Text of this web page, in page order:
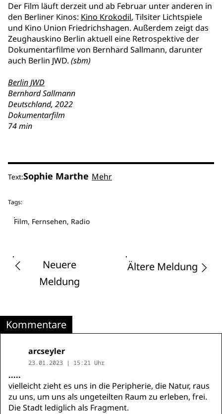
Der Film läuft derzeit und ab Februar unter anderen in
den Berliner Kinos: Kino Krokodil, Tilsiter Lichtspiele
und Kino Union Friedrichshagen. Außerdem zeigt das
Zeughauskino Berlin aktuell eine Retrospektive der
Dokumentarfilme von Bernhard Sallmann, darunter
auch Berlin JWD. (sbm)
Berlin JWD
Bernhard Sallmann
Deutschland, 2022
Dokumentarfilm
74 min
Text:Sophie Marthe Mehr
Tags:
Film, Fernsehen, Radio
Neuere
Meldung
Ältere Meldung
Kommentare
arcseyler
23.01.2023 | 15:21 Uhr
.....
vielleicht zieht es uns in die Peripherie, die Natur, raus
zu uns, um uns als ungeteilten Raum zu erleben, frei.
Die Stadt lediglich als Fragment.